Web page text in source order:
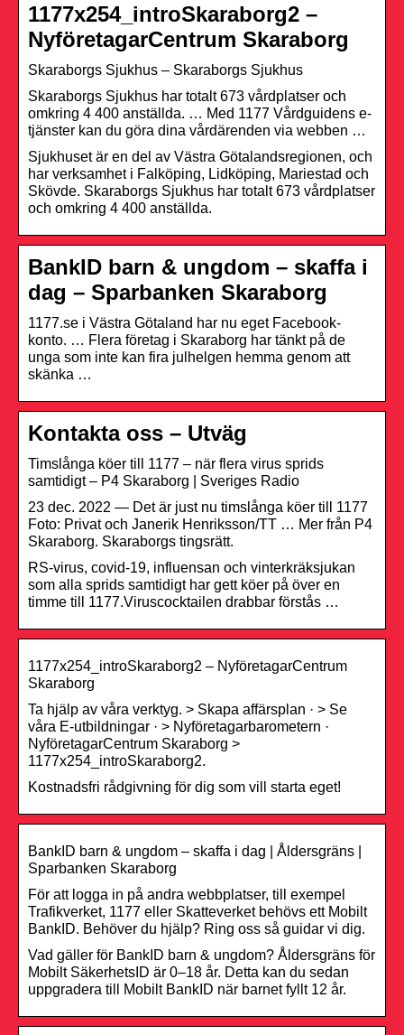
1177x254_introSkaraborg2 –
NyföretagarCentrum Skaraborg
Skaraborgs Sjukhus – Skaraborgs Sjukhus
Skaraborgs Sjukhus har totalt 673 vårdplatser och
omkring 4 400 anställda. … Med 1177 Vårdguidens e-
tjänster kan du göra dina vårdärenden via webben …
Sjukhuset är en del av Västra Götalandsregionen, och
har verksamhet i Falköping, Lidköping, Mariestad och
Skövde. Skaraborgs Sjukhus har totalt 673 vårdplatser
och omkring 4 400 anställda.
BankID barn & ungdom – skaffa i
dag – Sparbanken Skaraborg
1177.se i Västra Götaland har nu eget Facebook-
konto. … Flera företag i Skaraborg har tänkt på de
unga som inte kan fira julhelgen hemma genom att
skänka …
Kontakta oss – Utväg
Timslånga köer till 1177 – när flera virus sprids
samtidigt – P4 Skaraborg | Sveriges Radio
23 dec. 2022 — Det är just nu timslånga köer till 1177
Foto: Privat och Janerik Henriksson/TT … Mer från P4
Skaraborg. Skaraborgs tingsrätt.
RS-virus, covid-19, influensan och vinterkräksjukan
som alla sprids samtidigt har gett köer på över en
timme till 1177.Viruscocktailen drabbar förstås …
1177x254_introSkaraborg2 – NyföretagarCentrum
Skaraborg
Ta hjälp av våra verktyg. > Skapa affärsplan · > Se
våra E-utbildningar · > Nyföretagarbarometern ·
NyföretagarCentrum Skaraborg >
1177x254_introSkaraborg2.
Kostnadsfri rådgivning för dig som vill starta eget!
BankID barn & ungdom – skaffa i dag | Åldersgräns |
Sparbanken Skaraborg
För att logga in på andra webbplatser, till exempel
Trafikverket, 1177 eller Skatteverket behövs ett Mobilt
BankID. Behöver du hjälp? Ring oss så guidar vi dig.
Vad gäller för BankID barn & ungdom? Åldersgräns för
Mobilt SäkerhetsID är 0–18 år. Detta kan du sedan
uppgradera till Mobilt BankID när barnet fyllt 12 år.